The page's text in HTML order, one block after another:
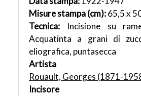
Misure stampa (cm):65,5 x
Tecnica:
Incisione su
Acquatinta a grani di
eliografica, puntasecca
Artista
Rouault, Georges (1871-
Incisore